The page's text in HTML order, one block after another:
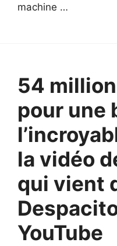
machine …
54
pour une
la vidéo
qui vient
YouTube